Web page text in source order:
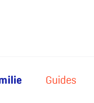
Guides